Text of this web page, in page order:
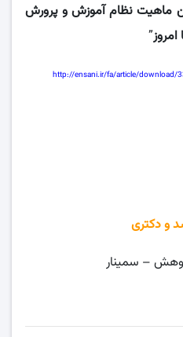
ماهیت نظام آموزش و پرورش
امروز”
http://ensani.ir/fa/article/download/
و دکتری
– سمینار